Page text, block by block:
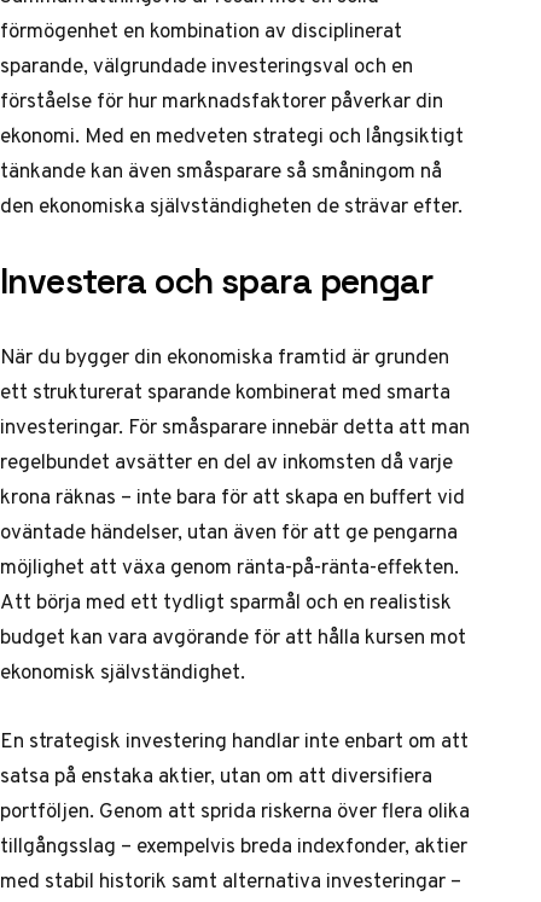
förmögenhet en kombination av disciplinerat
sparande, välgrundade investeringsval och en
förståelse för hur marknadsfaktorer påverkar din
ekonomi. Med en medveten strategi och långsiktigt
tänkande kan även småsparare så småningom nå
den ekonomiska självständigheten de strävar efter.
Investera och spara pengar
När du bygger din ekonomiska framtid är grunden
ett strukturerat sparande kombinerat med smarta
investeringar. För småsparare innebär detta att man
regelbundet avsätter en del av inkomsten då varje
krona räknas – inte bara för att skapa en buffert vid
oväntade händelser, utan även för att ge pengarna
möjlighet att växa genom ränta-på-ränta-effekten.
Att börja med ett tydligt sparmål och en realistisk
budget kan vara avgörande för att hålla kursen mot
ekonomisk självständighet.
En strategisk investering handlar inte enbart om att
satsa på enstaka aktier, utan om att diversifiera
portföljen. Genom att sprida riskerna över flera olika
tillgångsslag – exempelvis breda indexfonder, aktier
med stabil historik samt alternativa investeringar –